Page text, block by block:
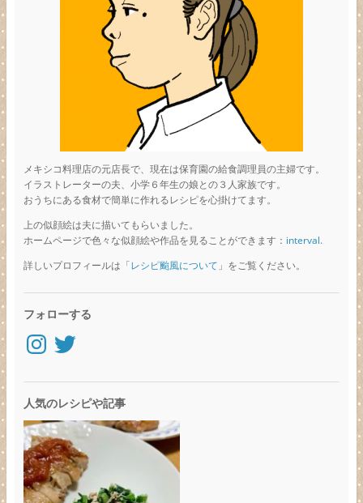
メキシコ料理店の元店長で、現在は保育園の給食調理員の主婦です。
イラストレーターの夫、小学６年生の娘との３人家族です。
おうちにある食材で簡単に作れるレシピを心掛けてます。
上の似顔絵は夫に描いてもらいました。
ホームページで色々な似顔絵や作品を見ることができます： interval.
詳しいプロフィールは「レシピ颱風について 」をご覧ください。
フォローする
Instagram
Twitter
人気のレシピや記事